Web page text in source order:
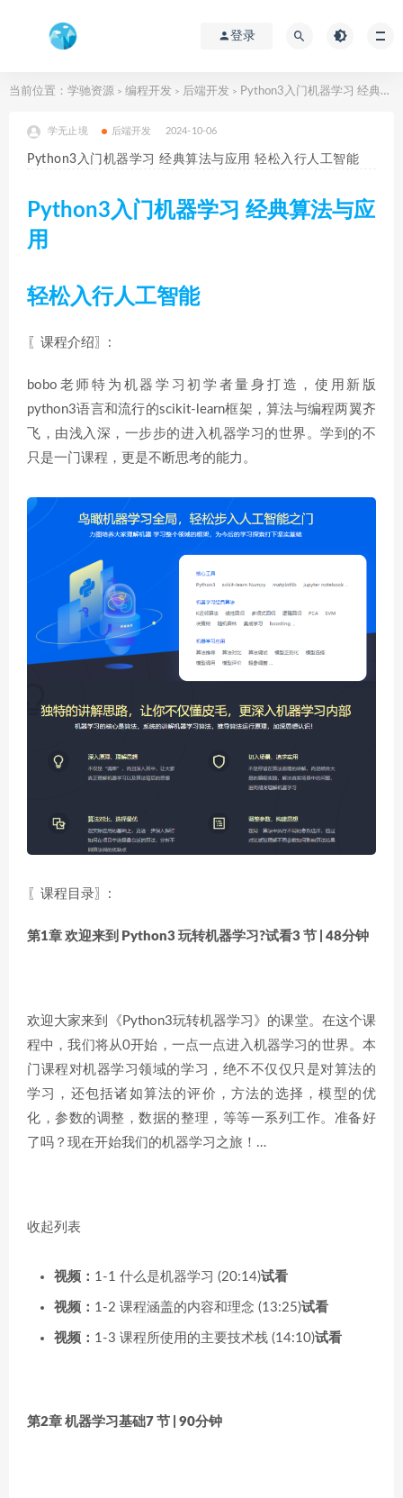
登录
当前位置： 学驰资源 > 编程开发 > 后端开发 > Python3入门机器学习 经典算法与应用 轻松入行人工智能
学无止境 后端开发 2024-10-06
Python3入门机器学习 经典算法与应用 轻松入行人工智能
Python3入门机器学习 经典算法与应
用
轻松入行人工智能
〖课程介绍〗:
bobo老师特为机器学习初学者量身打造，使用新版
python3语言和流行的scikit-learn框架，算法与编程两翼齐
飞，由浅入深，一步步的进入机器学习的世界。学到的不
只是一门课程，更是不断思考的能力。
〖课程目录〗:
第1章 欢迎来到 Python3 玩转机器学习?试看3 节 | 48分钟
欢迎大家来到《Python3玩转机器学习》的课堂。在这个课
程中，我们将从0开始，一点一点进入机器学习的世界。本
门课程对机器学习领域的学习，绝不不仅仅只是对算法的
学习，还包括诸如算法的评价，方法的选择，模型的优
化，参数的调整，数据的整理，等等一系列工作。准备好
了吗？现在开始我们的机器学习之旅！…
收起列表
视频： 1-1 什么是机器学习 (20:14)试看
视频： 1-2 课程涵盖的内容和理念 (13:25)试看
视频： 1-3 课程所使用的主要技术栈 (14:10)试看
第2章 机器学习基础7 节 | 90分钟